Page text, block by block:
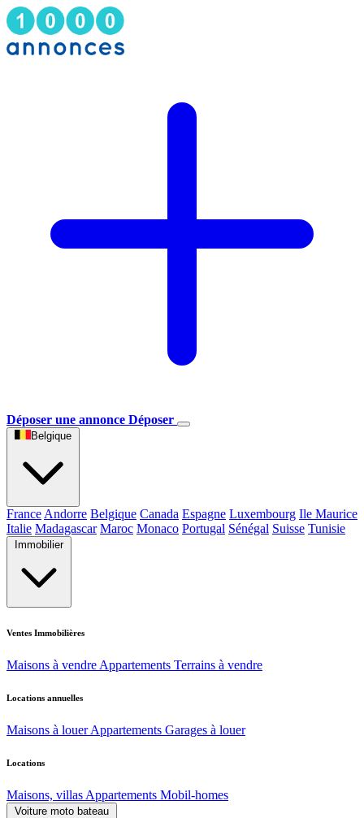
Déposer une annonce Déposer
Belgique
France Andorre Belgique Canada Espagne Luxembourg Ile Maurice
Italie Madagascar Maroc Monaco Portugal Sénégal Suisse Tunisie
Immobilier
Ventes Immobilières
Maisons à vendre Appartements Terrains à vendre
Locations annuelles
Maisons à louer Appartements Garages à louer
Locations
Maisons, villas Appartements Mobil-homes
Voiture moto bateau